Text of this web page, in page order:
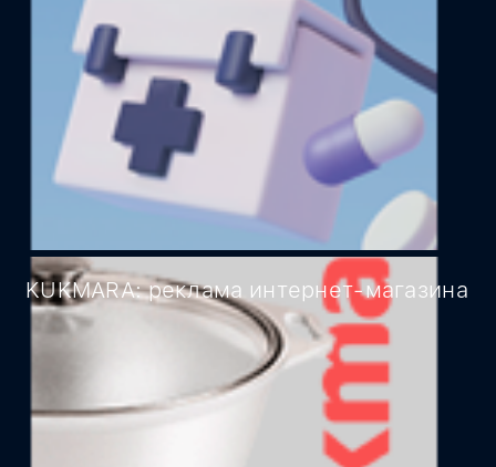
KUKMARA: реклама интернет-магазина